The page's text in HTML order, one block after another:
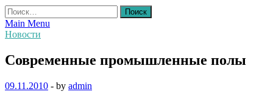
Найти:
Main Menu
Новости
Современные промышленные полы
09.11.2010 - by admin